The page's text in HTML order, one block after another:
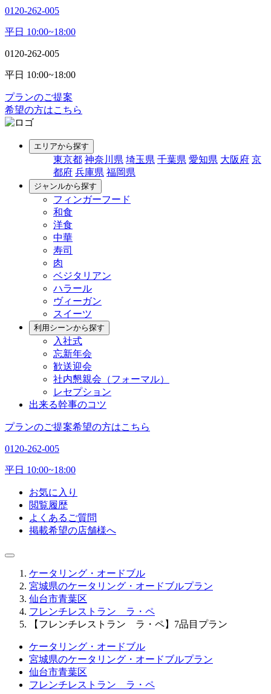
0120-262-005
平日 10:00~18:00
0120-262-005
平日 10:00~18:00
プランのご提案
希望の方はこちら
エリアから探す
東京都 神奈川県 埼玉県 千葉県 愛知県 大阪府 京
都府 兵庫県 福岡県
ジャンルから探す
フィンガーフード
和食
洋食
中華
寿司
肉
ベジタリアン
ハラール
ヴィーガン
スイーツ
利用シーンから探す
入社式
忘新年会
歓送迎会
社内懇親会（フォーマル）
レセプション
出来る幹事のコツ
プランのご提案希望の方はこちら
0120-262-005
平日 10:00~18:00
お気に入り
閲覧履歴
よくあるご質問
掲載希望の店舗様へ
ケータリング・オードブル
宮城県のケータリング・オードブルプラン
仙台市青葉区
フレンチレストラン ラ・ペ
【フレンチレストラン ラ・ペ】7品目プラン
ケータリング・オードブル
宮城県のケータリング・オードブルプラン
仙台市青葉区
フレンチレストラン ラ・ペ